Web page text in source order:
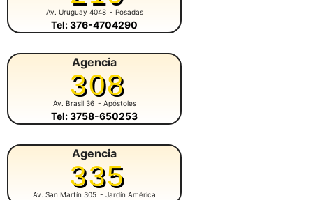
Av. Uruguay 4048 - Posadas
Tel: 376-4704290
Agencia
308
Av. Brasil 36 - Apóstoles
Tel: 3758-650253
Agencia
335
Av. San Martín 305 - Jardín América